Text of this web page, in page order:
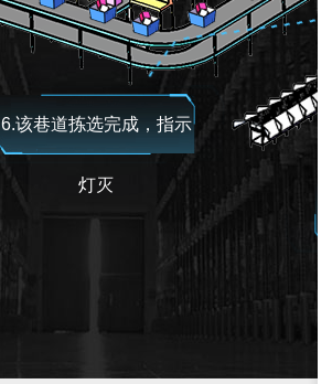
6.该巷道拣选完成，指示
灯灭